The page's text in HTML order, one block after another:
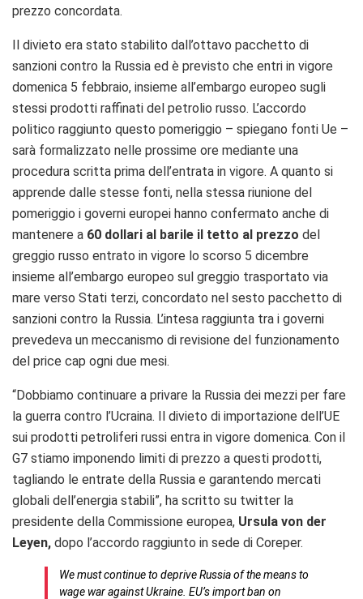
prezzo concordata.
Il divieto era stato stabilito dall’ottavo pacchetto di
sanzioni contro la Russia ed è previsto che entri in vigore
domenica 5 febbraio, insieme all’embargo europeo sugli
stessi prodotti raffinati del petrolio russo. L’accordo
politico raggiunto questo pomeriggio – spiegano fonti Ue –
sarà formalizzato nelle prossime ore mediante una
procedura scritta prima dell’entrata in vigore. A quanto si
apprende dalle stesse fonti, nella stessa riunione del
pomeriggio i governi europei hanno confermato anche di
mantenere a 60 dollari al barile il tetto al prezzo del
greggio russo entrato in vigore lo scorso 5 dicembre
insieme all’embargo europeo sul greggio trasportato via
mare verso Stati terzi, concordato nel sesto pacchetto di
sanzioni contro la Russia. L’intesa raggiunta tra i governi
prevedeva un meccanismo di revisione del funzionamento
del price cap ogni due mesi.
“Dobbiamo continuare a privare la Russia dei mezzi per fare
la guerra contro l’Ucraina. Il divieto di importazione dell’UE
sui prodotti petroliferi russi entra in vigore domenica. Con il
G7 stiamo imponendo limiti di prezzo a questi prodotti,
tagliando le entrate della Russia e garantendo mercati
globali dell’energia stabili”, ha scritto su twitter la
presidente della Commissione europea, Ursula von der
Leyen, dopo l’accordo raggiunto in sede di Coreper.
We must continue to deprive Russia of the means to
wage war against Ukraine. EU’s import ban on